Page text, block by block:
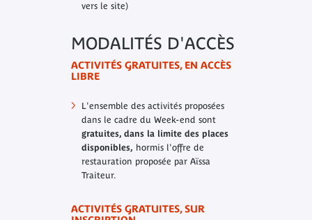
vers le site)
MODALITÉS D'ACCÈS
ACTIVITÉS GRATUITES, EN ACCÈS
LIBRE
L'ensemble des activités proposées
dans le cadre du Week-end sont
gratuites, dans la limite des places
disponibles, hormis l'offre de
restauration proposée par Aïssa
Traiteur.
ACTIVITÉS GRATUITES, SUR